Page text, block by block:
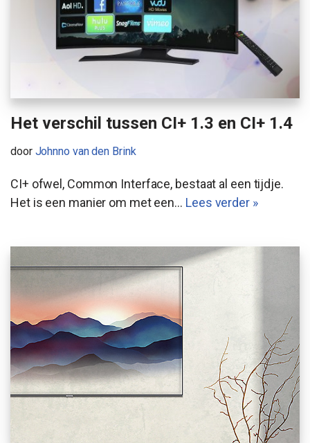
Het verschil tussen CI+ 1.3 en CI+ 1.4
door Johnno van den Brink
CI+ ofwel, Common Interface, bestaat al een tijdje.
Het is een manier om met een… Lees verder »